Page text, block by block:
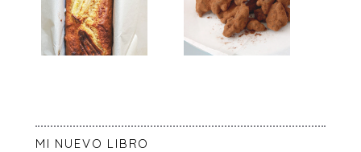
MI NUEVO LIBRO